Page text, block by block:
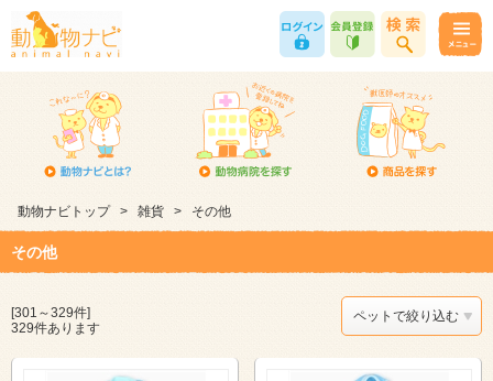
動物ナビトップ > 雑貨 > その他
その他
[301～329件]
329件あります
ペットで絞り込む